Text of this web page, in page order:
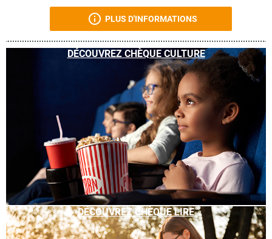
PLUS D'INFORMATIONS
DÉCOUVREZ CHÈQUE CULTURE
DÉCOUVREZ CHÈQUE LIRE